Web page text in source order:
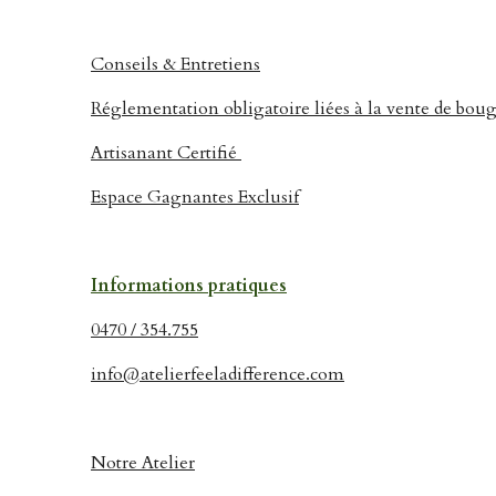
Conseils & Entretiens
Réglementation obligatoire liées à la vente de
Artisanant Certifié
Espace Gagnantes Exclusif
Informations pratiques
0470 / 354.755
info@atelierfeeladifference.com
Notre Atelier